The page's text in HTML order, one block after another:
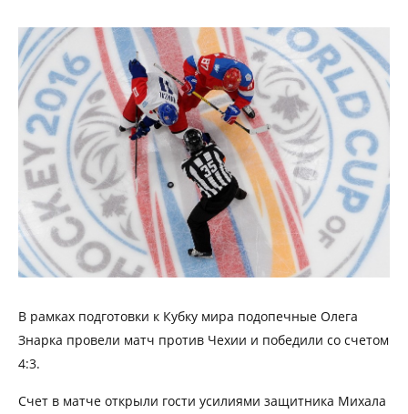
В рамках подготовки к Кубку мира подопечные Олега
Знарка провели матч против Чехии и победили со счетом
4:3.
Счет в матче открыли гости усилиями защитника Михала